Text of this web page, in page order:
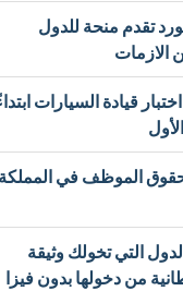
تقدم منحة للدول
الازمات
قيادة السيارات
الموظف في المملكة
التي تخولك وثيقة
من دخولها بدون فيزا